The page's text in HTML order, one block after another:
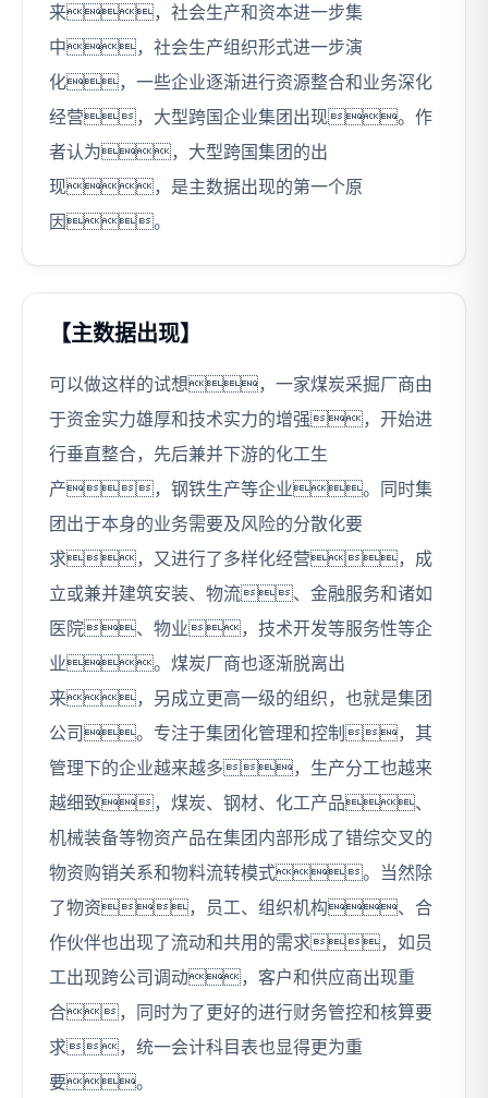
来，社会生产和资本进一步集
中，社会生产组织形式进一步演
化，一些企业逐渐进行资源整合和业务深化
经营，大型跨国企业集团出现。作
者认为，大型跨国集团的出
现，是主数据出现的第一个原
因。
【主数据出现】
可以做这样的试想，一家煤炭采掘厂商由
于资金实力雄厚和技术实力的增强，开始进
行垂直整合，先后兼并下游的化工生
产，钢铁生产等企业。同时集
团出于本身的业务需要及风险的分散化要
求，又进行了多样化经营，成
立或兼并建筑安装、物流、金融服务和诸如
医院、物业，技术开发等服务性等企
业。煤炭厂商也逐渐脱离出
来，另成立更高一级的组织，也就是集团
公司。专注于集团化管理和控制，其
管理下的企业越来越多，生产分工也越来
越细致，煤炭、钢材、化工产品、
机械装备等物资产品在集团内部形成了错综交叉的
物资购销关系和物料流转模式。当然除
了物资，员工、组织机构、合
作伙伴也出现了流动和共用的需求，如员
工出现跨公司调动，客户和供应商出现重
合，同时为了更好的进行财务管控和核算要
求，统一会计科目表也显得更为重
要。